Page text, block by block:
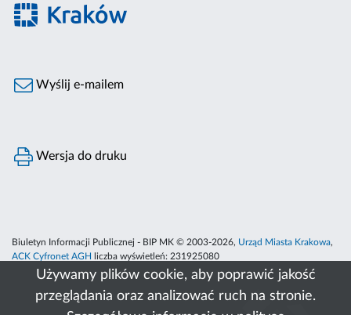
Używamy plików cookie, aby poprawić jakość
przeglądania oraz analizować ruch na stronie.
Wyślij e-mailem
Wersja do druku
Biuletyn Informacji Publicznej - BIP MK © 2003-2026, Urząd Miasta Krakowa,
ACK Cyfronet AGH
liczba wyświetleń: 231925080